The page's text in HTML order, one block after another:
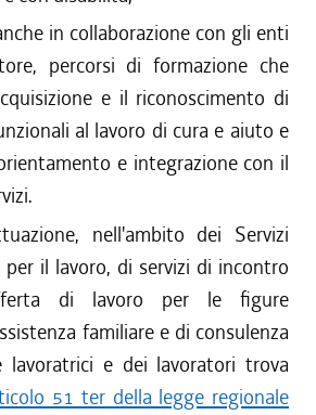
in collaborazione con gli enti
percorsi di formazione che
e il riconoscimento di
al lavoro di cura e aiuto e
e integrazione con il
nell'ambito dei Servizi
il lavoro, di servizi di incontro
di lavoro per le figure
familiare e di consulenza
lavoratrici e dei lavoratori trova
51 ter della legge regionale